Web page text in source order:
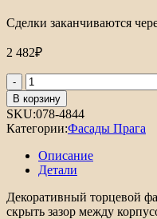
Сделки заканчиваются
2 482₽
Количество
товара
Торцевой
фасад
Прага
для
нижнего
шкафа
Ф-94
В корзину
SKU:078-4844
Категории:Фасады Прага
Описание
Детали
Декоративный торцевой
скрыть зазор между